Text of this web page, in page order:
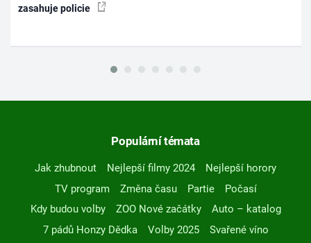
zasahuje policie
Populární témata
Jak zhubnout Nejlepší filmy 2024
Nejlepší horory
TV program
Změna času Partie
Počasí
Kdy budou volby
ZOO Nové začátky
Auto – katalog
7 pádů Honzy Dědka
Volby 2025
Svařené víno